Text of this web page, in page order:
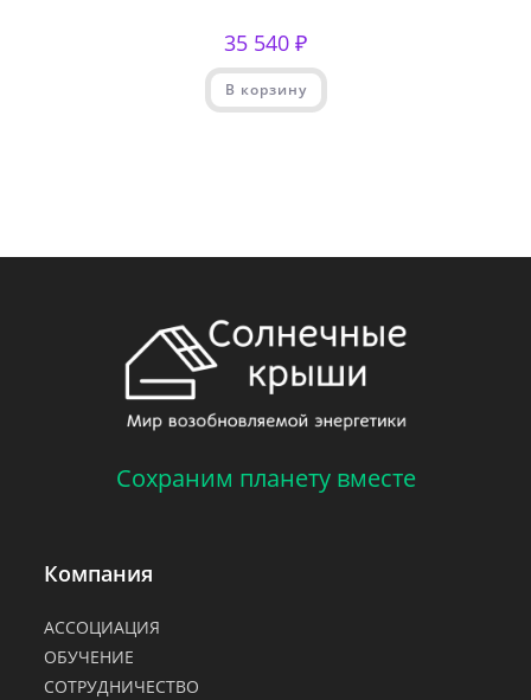
35 540 ₽
В корзину
Сохраним планету вместе
Компания
АССОЦИАЦИЯ
ОБУЧЕНИЕ
СОТРУДНИЧЕСТВО